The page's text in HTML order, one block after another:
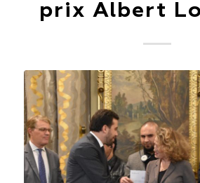
prix Albert